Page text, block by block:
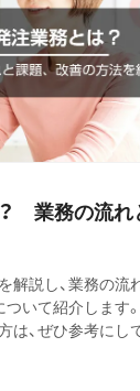
業務の流れ
解説し、業務の流
ついて紹介します
、ぜひ参考にし